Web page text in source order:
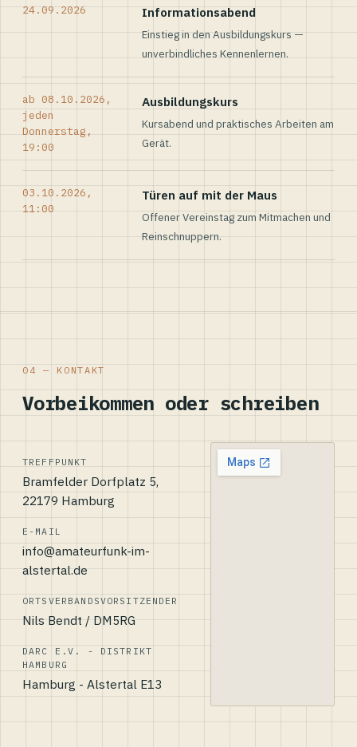
24.09.2026 Informationsabend
Einstieg in den Ausbildungskurs —
unverbindliches Kennenlernen.
ab 08.10.2026,
jeden
Donnerstag,
19:00
Ausbildungskurs
Kursabend und praktisches Arbeiten am
Gerät.
03.10.2026,
11:00
Türen auf mit der Maus
Offener Vereinstag zum Mitmachen und
Reinschnuppern.
04 — KONTAKT
Vorbeikommen oder schreiben
TREFFPUNKT
Bramfelder Dorfplatz 5,
22179 Hamburg
E-MAIL
info@amateurfunk-im-
alstertal.de
ORTSVERBANDSVORSITZENDER
Nils Bendt / DM5RG
DARC E.V. - DISTRIKT
HAMBURG
Hamburg - Alstertal E13